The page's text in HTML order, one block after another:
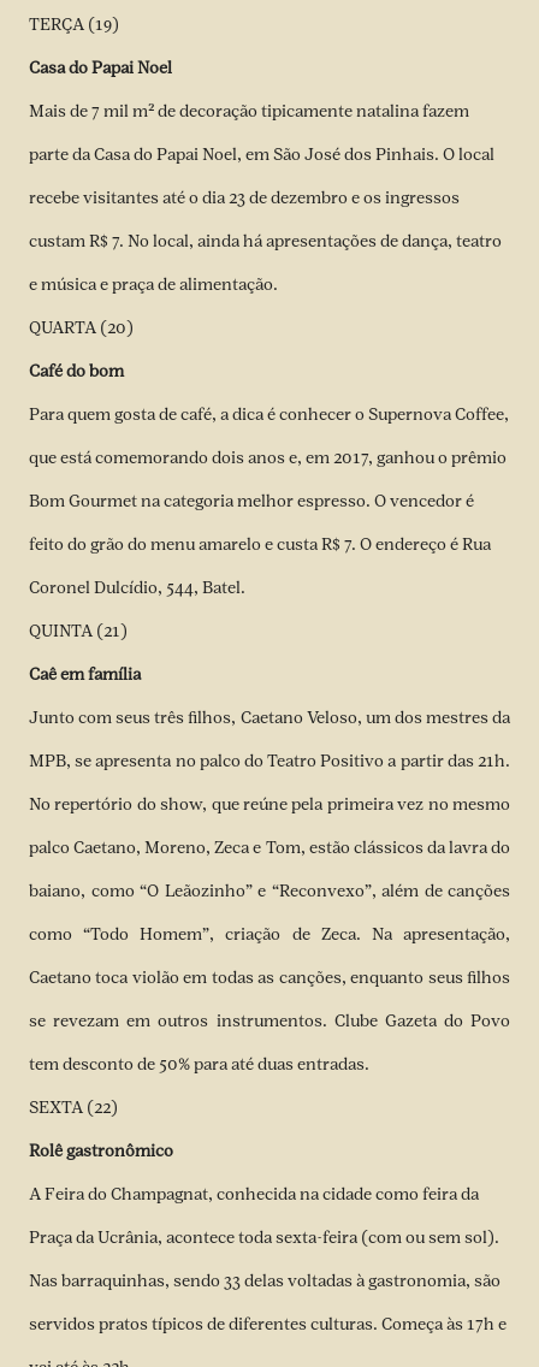
TERÇA (19)
Casa do Papai Noel
Mais de 7 mil m² de decoração tipicamente natalina fazem
parte da Casa do Papai Noel, em São José dos Pinhais. O local
recebe visitantes até o dia 23 de dezembro e os ingressos
custam R$ 7. No local, ainda há apresentações de dança, teatro
e música e praça de alimentação.
QUARTA (20)
Café do bom
Para quem gosta de café, a dica é conhecer o Supernova Coffee,
que está comemorando dois anos e, em 2017, ganhou o prêmio
Bom Gourmet na categoria melhor espresso. O vencedor é
feito do grão do menu amarelo e custa R$ 7. O endereço é Rua
Coronel Dulcídio, 544, Batel.
QUINTA (21)
Caê em família
Junto com seus três filhos, Caetano Veloso, um dos mestres da
MPB, se apresenta no palco do Teatro Positivo a partir das 21h.
No repertório do show, que reúne pela primeira vez no mesmo
palco Caetano, Moreno, Zeca e Tom, estão clássicos da lavra do
baiano, como “O Leãozinho” e “Reconvexo”, além de canções
como “Todo Homem”, criação de Zeca. Na apresentação,
Caetano toca violão em todas as canções, enquanto seus filhos
se revezam em outros instrumentos. Clube Gazeta do Povo
tem desconto de 50% para até duas entradas.
SEXTA (22)
Rolê gastronômico
A Feira do Champagnat, conhecida na cidade como feira da
Praça da Ucrânia, acontece toda sexta-feira (com ou sem sol).
Nas barraquinhas, sendo 33 delas voltadas à gastronomia, são
servidos pratos típicos de diferentes culturas. Começa às 17h e